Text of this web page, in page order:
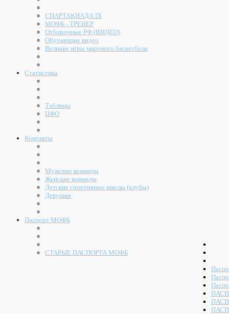
СПАРТАКИАДА IX
МОФБ - ТРЕНЕР
Отборочные РФ (ВИДЕО)
Обучающие видео
Великие игры мирового баскетбола
Статистика
Таблицы
ЦФО
Контакты
Мужские команды
Женские команды
Детские спортивные школы (клубы)
Девушки
Паспорт МОФБ
СТАРЫЕ ПАСПОРТА МОФБ